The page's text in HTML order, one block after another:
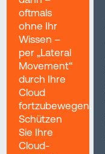
oftmals
ohne Ihr
Wissen –
per „Lateral
Movement“
durch Ihre
Cloud
fortzubewegen.
Schützen
Sie Ihre
Cloud-